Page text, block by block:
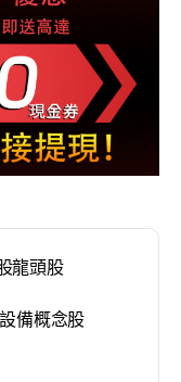
龍頭股
備概念股